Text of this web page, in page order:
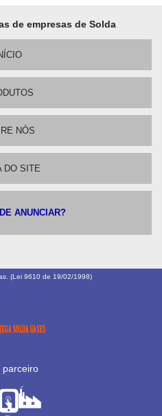
de empresas de Solda
NÓS
DO SITE
ANUNCIAR?
(Lei 9610 de 19/02/1998)
parceiro